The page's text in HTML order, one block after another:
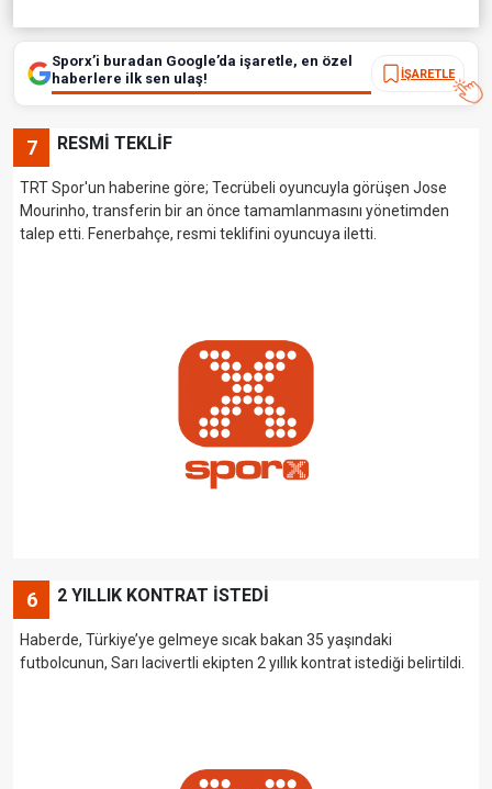
Sporx’i buradan Google’da işaretle, en özel
haberlere ilk sen ulaş!
İŞARETLE
7 RESMİ TEKLİF
TRT Spor'un haberine göre; Tecrübeli oyuncuyla görüşen Jose
Mourinho, transferin bir an önce tamamlanmasını yönetimden
talep etti. Fenerbahçe, resmi teklifini oyuncuya iletti.
6 2 YILLIK KONTRAT İSTEDİ
Haberde, Türkiye’ye gelmeye sıcak bakan 35 yaşındaki
futbolcunun, Sarı lacivertli ekipten 2 yıllık kontrat istediği belirtildi.